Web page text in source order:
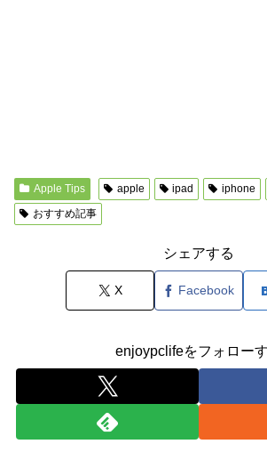
Apple Tips apple ipad iphone
おすすめ記事
シェアする
X Facebook
enjoypclifeをフォロー